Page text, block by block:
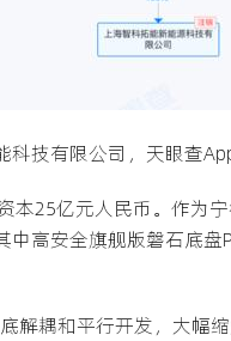
技有限公司，天眼查
本25亿元人民币。作为
高安全旗舰版磐石底盘
解耦和平行开发，大幅